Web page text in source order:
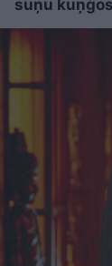
suņu kuņģos